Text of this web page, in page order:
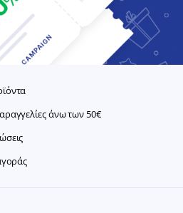
άνω των 50€